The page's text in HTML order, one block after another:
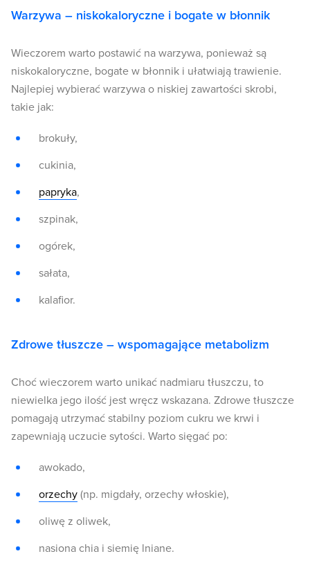
Warzywa – niskokaloryczne i bogate w błonnik
Wieczorem warto postawić na warzywa, ponieważ są
niskokaloryczne, bogate w błonnik i ułatwiają trawienie.
Najlepiej wybierać warzywa o niskiej zawartości skrobi,
takie jak:
brokuły,
cukinia,
papryka,
szpinak,
ogórek,
sałata,
kalafior.
Zdrowe tłuszcze – wspomagające metabolizm
Choć wieczorem warto unikać nadmiaru tłuszczu, to
niewielka jego ilość jest wręcz wskazana. Zdrowe tłuszcze
pomagają utrzymać stabilny poziom cukru we krwi i
zapewniają uczucie sytości. Warto sięgać po:
awokado,
orzechy (np. migdały, orzechy włoskie),
oliwę z oliwek,
nasiona chia i siemię lniane.